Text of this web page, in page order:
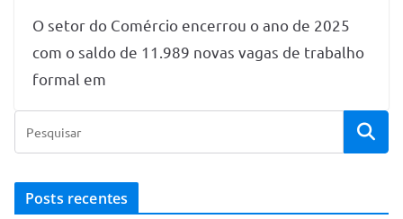
O setor do Comércio encerrou o ano de 2025
com o saldo de 11.989 novas vagas de trabalho
formal em
Posts recentes